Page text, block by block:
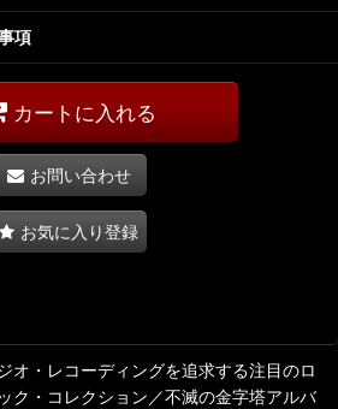
項
カートに入れる
お問い合わせ
お気に入り登録
オ・レコーディングを追求する注目のロ
ク・コレクション／不滅の金字塔アルバ